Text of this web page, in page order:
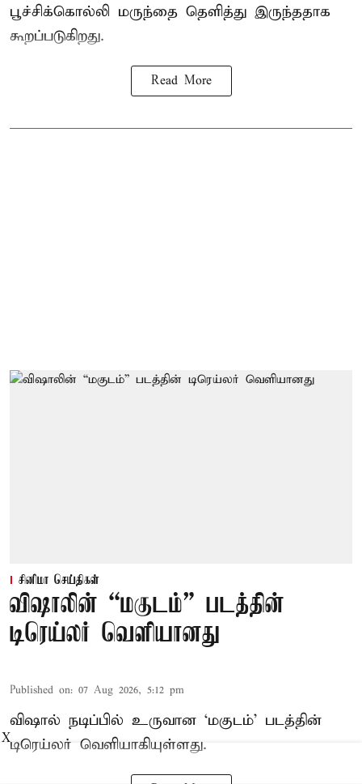
பூச்சிக்கொல்லி மருந்தை தெளித்து இருந்ததாக
கூறப்படுகிறது.
Read More
சினிமா செய்திகள்
விஷாலின் “மகுடம்” படத்தின்
டிரெய்லர் வெளியானது
Published on: 07 Aug 2026, 5:12 pm
விஷால் நடிப்பில் உருவான ‘மகுடம்’ படத்தின்
டிரெய்லர் வெளியாகியுள்ளது.
X